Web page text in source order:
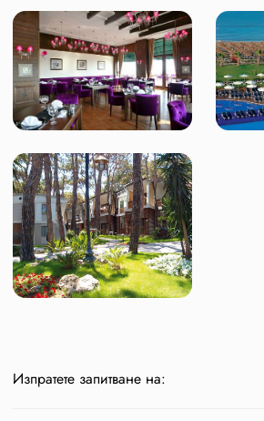
Изпратете запитване на: